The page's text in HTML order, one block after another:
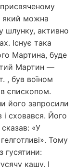
який можна
шлунку, активно
Існує така
Мартина, буде
Мартин —
, був воїном
єпископом.
його запросили
сховався. Його
сказав: «У
Тому
гусятини:
кашу. І